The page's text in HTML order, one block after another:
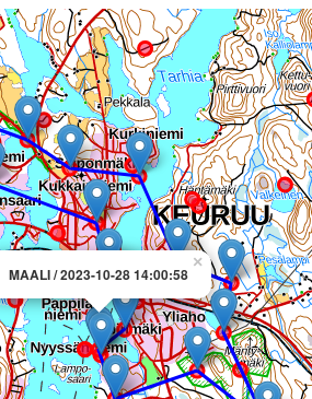
×
MAALI / 2023-10-28 14:00:58